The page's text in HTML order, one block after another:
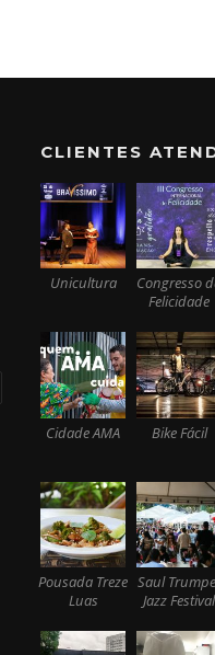
CLIENTES
Unicultura
Congresso
Felicidade
Cidade AMA Bike Fácil
Pousada Treze
Luas
Saul
Jazz Festival